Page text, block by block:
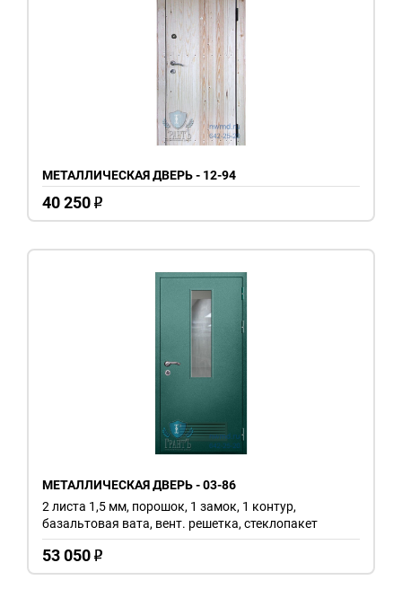
МЕТАЛЛИЧЕСКАЯ ДВЕРЬ - 12-94
40 250 o
МЕТАЛЛИЧЕСКАЯ ДВЕРЬ - 03-86
53 050 o
2 листа 1,5 мм, порошок, 1 замок, 1 контур,
базальтовая вата, вент. решетка, стеклопакет